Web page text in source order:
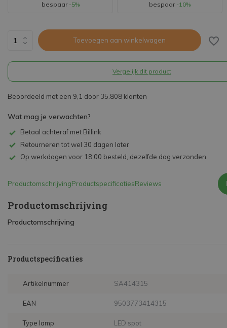
bespaar -5%
bespaar -10%
Toevoegen aan winkelwagen
Vergelijk dit product
Beoordeeld met een 9,1 door 35.808 klanten
Wat mag je verwachten?
Betaal achteraf met Billink
Retourneren tot wel 30 dagen later
Op werkdagen voor 18:00 besteld, dezelfde dag verzonden.
ProductomschrijvingProductspecificatiesReviews
Productomschrijving
Productomschrijving
Productspecificaties
Artikelnummer SA414315
EAN 9503773414315
Type lamp LED spot